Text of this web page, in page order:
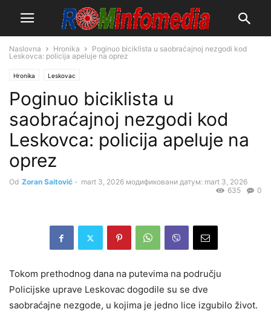
Naslovna Hronika
Poginuo biciklista u saobraćajnoj nezgodi kod
Leskovca: policija apeluje na oprez
Hronika Leskovac
Poginuo biciklista u
saobraćajnoj nezgodi kod
Leskovca: policija apeluje na
oprez
Od Zoran Saitović - mart 3, 2026 модификовани датум: mart 3, 2026
0
635
Tokom prethodnog dana na putevima na području
Policijske uprave Leskovac dogodile su se dve
saobraćajne nezgode, u kojima je jedno lice izgubilo život.